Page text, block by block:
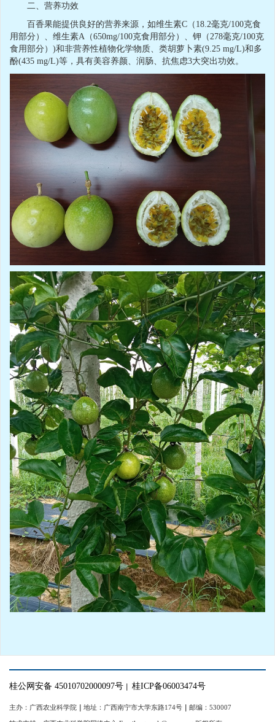
二、营养功效
百香果能提供良好的营养来源，如维生素C（18.2毫克/100克食
用部分）、维生素A（650mg/100克食用部分）、钾（278毫克/100克
食用部分）)和非营养性植物化学物质、类胡萝卜素(9.25 mg/L)和多
酚(435 mg/L)等，具有美容养颜、润肠、抗焦虑3大突出功效。
桂公网安备 45010702000097号 ｜ 桂ICP备06003474号
主办：广西农业科学院 ｜ 地址：广西南宁市大学东路174号 ｜ 邮编：530007